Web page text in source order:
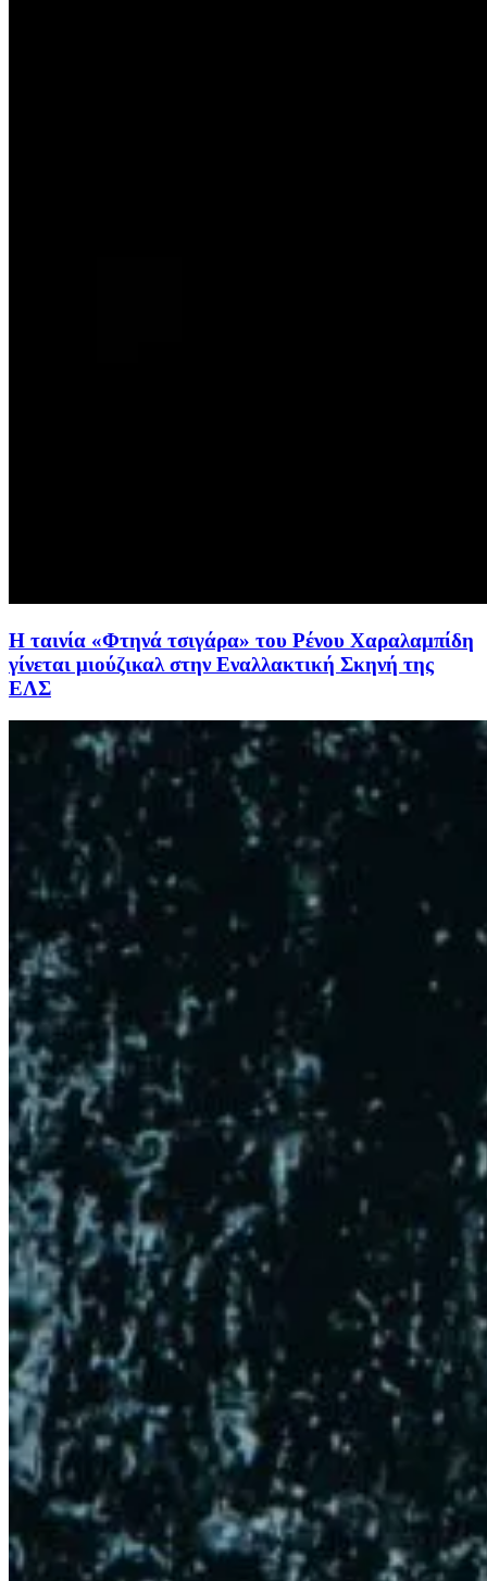
Η ταινία «Φτηνά τσιγάρα» του Ρένου Χαραλαμπίδη
γίνεται μιούζικαλ στην Εναλλακτική Σκηνή της
ΕΛΣ